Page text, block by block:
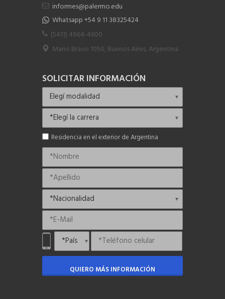
informes@palermo.edu
Whatsapp +54 9 11 38325424
(5411) 4964-4600
Mario Bravo 1050, Buenos Aires, Argentina
SOLICITAR INFORMACIÓN
Residencia en el exterior de Argentina
QUIERO MÁS INFORMACIÓN